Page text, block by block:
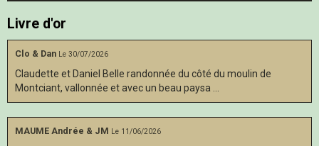
Livre d'or
Clo & Dan Le 30/07/2026
Claudette et Daniel Belle randonnée du côté du moulin de
Montciant, vallonnée et avec un beau paysa ...
MAUME Andrée & JM Le 11/06/2026